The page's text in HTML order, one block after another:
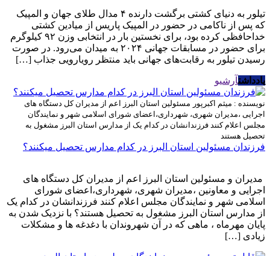
تیلور به دنیای کشتی برگشت دارنده ۴ مدال طلای جهان و المپیک
که پس از ناکامی در حضور در المپیک پاریس از میادین کشتی
خداحافظی کرده بود، برای نخستین بار در انتخابی وزن ۹۲ کیلوگرم
برای حضور در مسابقات جهانی ۲۰۲۴ به میدان می‌رود. در صورت
رسیدن تیلور به رقابت‌های جهانی باید منتظر رویارویی جذاب […]
یادداشتآرشیو
نویسنده : میثم اکبرپور مسئولین استان البرز اعم از مدیران کل دستگاه های
اجرایی ،مدیران شهری، شهرداری،اعضای شورای اسلامی شهر و نمایندگان
مجلس اعلام کنند فرزندانشان در کدام یک از مدارس استان البرز مشغول به
تحصیل هستند
فرزندان مسئولین استان البرز در کدام مدارس تحصیل میکنند؟
مدیران و مسئولین استان البرز اعم از مدیران کل دستگاه های
اجرایی و معاونین ،مدیران شهری، شهرداری،اعضای شورای
اسلامی شهر و نمایندگان مجلس اعلام کنند فرزندانشان در کدام یک
از مدارس استان البرز مشغول به تحصیل هستند؟ با نزدیک شدن به
پایان مهرماه ، ماهی که در آن شهروندان با دغدغه ها و مشکلات
زیادی […]